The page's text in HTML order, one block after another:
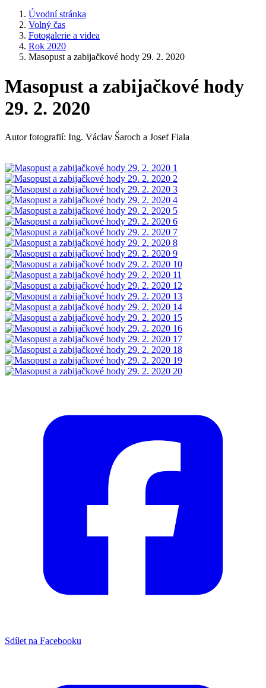
Úvodní stránka
Volný čas
Fotogalerie a videa
Rok 2020
Masopust a zabijačkové hody 29. 2. 2020
Masopust a zabijačkové hody
29. 2. 2020
Autor fotografií: Ing. Václav Šaroch a Josef Fiala
Sdílet na Facebooku